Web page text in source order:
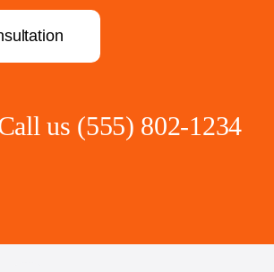
us (555) 802-1234